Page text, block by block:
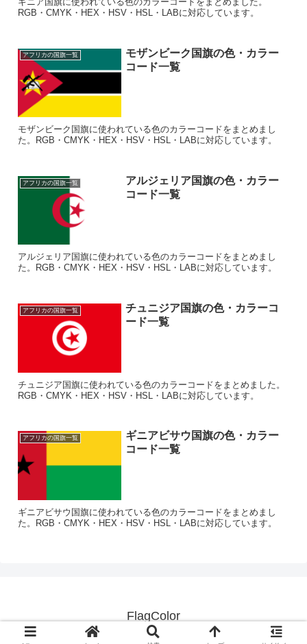
RGB・CMYK・HEX・HSV・HSL・LABに対応しています。
アフリカの国旗一覧
モザンビーク国旗の色・カラー
コード一覧
モザンビーク国旗に使われている色のカラーコードをまとめまし
た。RGB・CMYK・HEX・HSV・HSL・LABに対応しています。
アフリカの国旗一覧
アルジェリア国旗の色・カラー
コード一覧
アルジェリア国旗に使われている色のカラーコードをまとめまし
た。RGB・CMYK・HEX・HSV・HSL・LABに対応しています。
アフリカの国旗一覧
チュニジア国旗の色・カラーコ
ード一覧
チュニジア国旗に使われている色のカラーコードをまとめました。
RGB・CMYK・HEX・HSV・HSL・LABに対応しています。
アフリカの国旗一覧
ギニアビサウ国旗の色・カラー
コード一覧
ギニアビサウ国旗に使われている色のカラーコードをまとめまし
た。RGB・CMYK・HEX・HSV・HSL・LABに対応しています。
FlagColor
© 2020-2026 FlagColor.